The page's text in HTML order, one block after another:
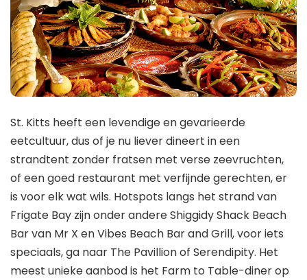
St. Kitts heeft een levendige en gevarieerde
eetcultuur, dus of je nu liever dineert in een
strandtent zonder fratsen met verse zeevruchten,
of een goed restaurant met verfijnde gerechten, er
is voor elk wat wils. Hotspots langs het strand van
Frigate Bay zijn onder andere Shiggidy Shack Beach
Bar van Mr X en Vibes Beach Bar and Grill, voor iets
speciaals, ga naar The Pavillion of Serendipity. Het
meest unieke aanbod is het Farm to Table-diner op